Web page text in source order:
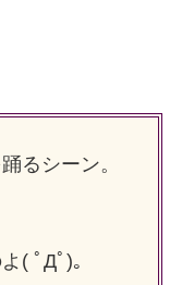
るシーン。
( ﾟДﾟ)。